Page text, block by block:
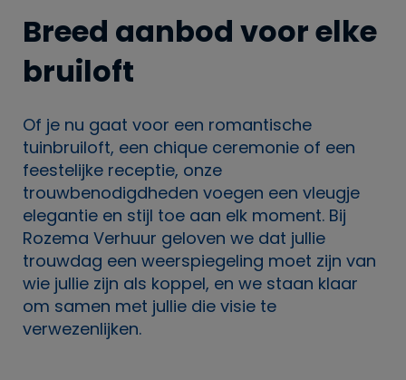
Breed aanbod voor elke
bruiloft
Of je nu gaat voor een romantische
tuinbruiloft, een chique ceremonie of een
feestelijke receptie, onze
trouwbenodigdheden voegen een vleugje
elegantie en stijl toe aan elk moment. Bij
Rozema Verhuur geloven we dat jullie
trouwdag een weerspiegeling moet zijn van
wie jullie zijn als koppel, en we staan klaar
om samen met jullie die visie te
verwezenlijken.